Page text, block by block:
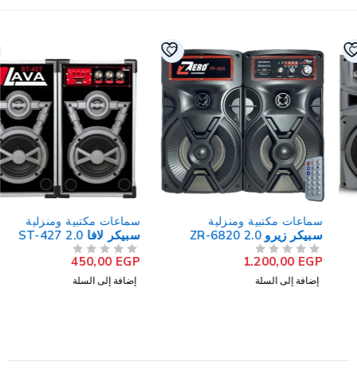
سماعات مكتبية ومنزلية
سبيكر زيرو ZR-6820 2.0
1.200,00
إضافة إلى السلة
سماعات مكتبية ومنزلية
سبيكر لافا ST-427 2.0
450,00
إضافة إلى السلة